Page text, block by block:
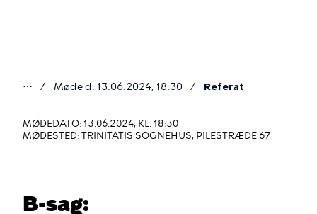
er
her
⋯ Møde d. 13.06.2024, 18:30 Referat
MØDEDATO: 13.06.2024, KL. 18:30
MØDESTED: TRINITATIS SOGNEHUS, PILESTRÆDE 67
B-sag: